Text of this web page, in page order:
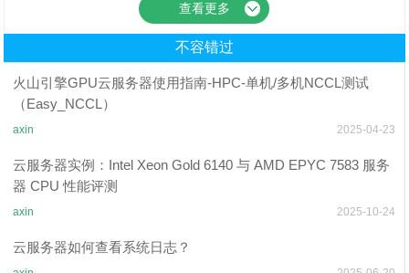
查看更多
不容错过
火山引擎GPU云服务器使用指南-HPC-单机/多机NCCL测试
（Easy_NCCL）
axin 2025-04-23
云服务器实例：Intel Xeon Gold 6140 与 AMD EPYC 7583 服务
器 CPU 性能评测
axin 2025-10-24
云服务器如何查看系统日志？